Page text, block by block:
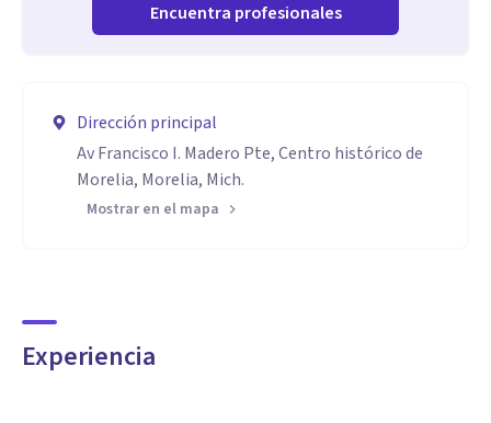
Encuentra profesionales
Dirección principal
Av Francisco I. Madero Pte, Centro histórico de
Morelia, Morelia, Mich.
Mostrar en el mapa
Experiencia